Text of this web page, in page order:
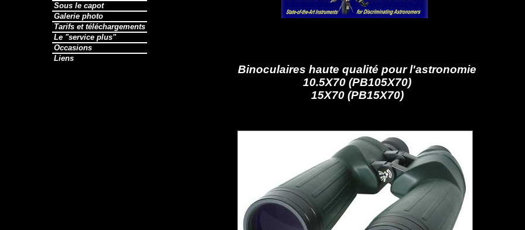
Binoculaires haute qualité pour l'astronomie
10.5X70 (PB105X70)
15X70 (PB15X70)
Sous le capot
Galerie photo
Tarifs et téléchargements
Le "service plus"
Occasions
Liens